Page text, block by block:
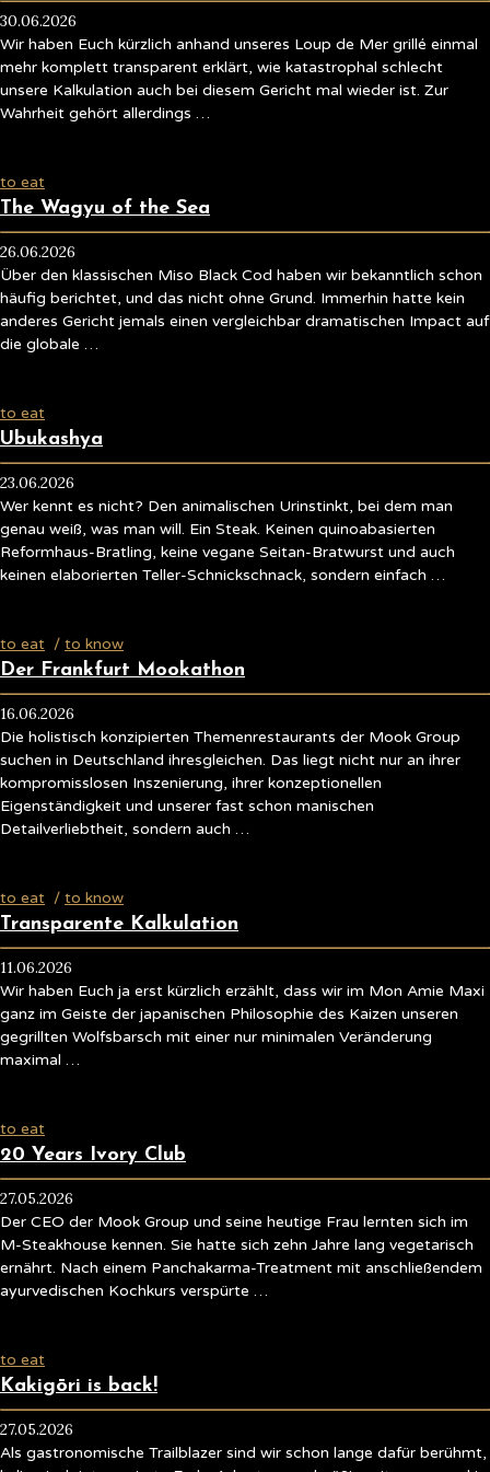
30.06.2026
Wir haben Euch kürzlich anhand unseres Loup de Mer grillé einmal
mehr komplett transparent erklärt, wie katastrophal schlecht
unsere Kalkulation auch bei diesem Gericht mal wieder ist. Zur
Wahrheit gehört allerdings …
to eat
The Wagyu of the Sea
26.06.2026
Über den klassischen Miso Black Cod haben wir bekanntlich schon
häufig berichtet, und das nicht ohne Grund. Immerhin hatte kein
anderes Gericht jemals einen vergleichbar dramatischen Impact auf
die globale …
to eat
Ubukashya
23.06.2026
Wer kennt es nicht? Den animalischen Urinstinkt, bei dem man
genau weiß, was man will. Ein Steak. Keinen quinoabasierten
Reformhaus-Bratling, keine vegane Seitan-Bratwurst und auch
keinen elaborierten Teller-Schnickschnack, sondern einfach …
to eat / to know
Der Frankfurt Mookathon
16.06.2026
Die holistisch konzipierten Themenrestaurants der Mook Group
suchen in Deutschland ihresgleichen. Das liegt nicht nur an ihrer
kompromisslosen Inszenierung, ihrer konzeptionellen
Eigenständigkeit und unserer fast schon manischen
Detailverliebtheit, sondern auch …
to eat / to know
Transparente Kalkulation
11.06.2026
Wir haben Euch ja erst kürzlich erzählt, dass wir im Mon Amie Maxi
ganz im Geiste der japanischen Philosophie des Kaizen unseren
gegrillten Wolfsbarsch mit einer nur minimalen Veränderung
maximal …
to eat
20 Years Ivory Club
27.05.2026
Der CEO der Mook Group und seine heutige Frau lernten sich im
M-Steakhouse kennen. Sie hatte sich zehn Jahre lang vegetarisch
ernährt. Nach einem Panchakarma-Treatment mit anschließendem
ayurvedischen Kochkurs verspürte …
to eat
Kakigōri is back!
27.05.2026
Als gastronomische Trailblazer sind wir schon lange dafür berühmt,